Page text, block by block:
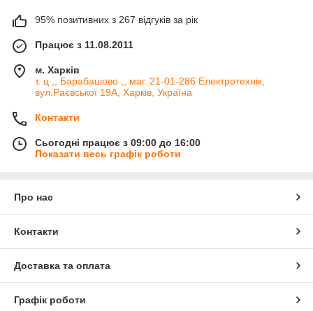
95% позитивних з 267 відгуків за рік
Працює з 11.08.2011
м. Харків
т. ц ,, Барабашово ,, маг. 21-01-286 Електротехнік,
вул.Раєвської 19А, Харків, Україна
Контакти
Сьогодні працює з 09:00 до 16:00
Показати весь графік роботи
Про нас
Контакти
Доставка та оплата
Графік роботи